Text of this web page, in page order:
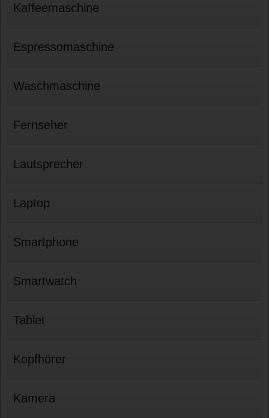
Kaffeemaschine
Espressomaschine
Waschmaschine
Fernseher
Lautsprecher
Laptop
Smartphone
Smartwatch
Tablet
Kopfhörer
Kamera